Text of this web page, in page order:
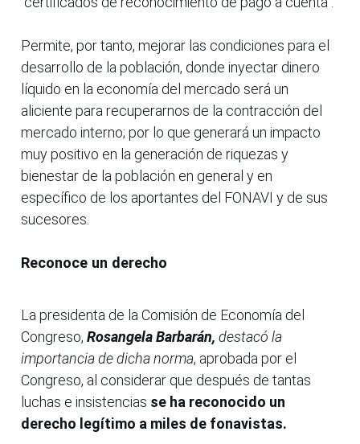
Permite, por tanto, mejorar las condiciones para el
desarrollo de la población, donde inyectar dinero
líquido en la economía del mercado será un
aliciente para recuperarnos de la contracción del
mercado interno; por lo que generará un impacto
muy positivo en la generación de riquezas y
bienestar de la población en general y en
específico de los aportantes del FONAVI y de sus
sucesores.
Reconoce un derecho
La presidenta de la Comisión de Economía del
Congreso, Rosangela Barbarán, destacó la
importancia de dicha norma, aprobada por el
Congreso, al considerar que después de tantas
luchas e insistencias se ha reconocido un
derecho legítimo a miles de fonavistas.